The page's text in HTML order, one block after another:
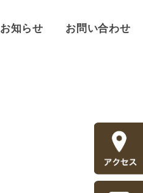
お知らせ お問い合わせ